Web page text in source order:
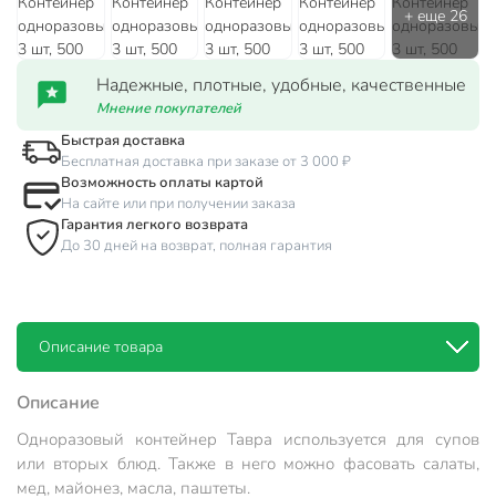
Надежные, плотные, удобные, качественные
Мнение покупателей
Быстрая доставка
Бесплатная доставка при заказе от 3 000 ₽
Возможность оплаты картой
На сайте или при получении заказа
Гарантия легкого возврата
До 30 дней на возврат, полная гарантия
Описание товара
Описание
Одноразовый контейнер Тавра используется для супов
или вторых блюд. Также в него можно фасовать салаты,
мед, майонез, масла, паштеты.